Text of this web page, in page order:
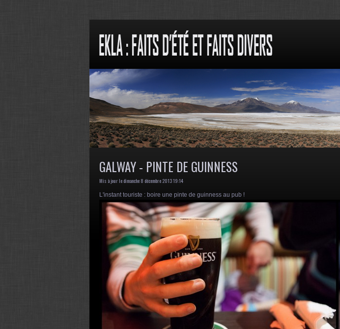
GALWAY - PINTE DE GUINNESS
Mis à jour le dimanche 8 décembre 2013 19:14
L'instant touriste : boire une pinte de guinness au pub !